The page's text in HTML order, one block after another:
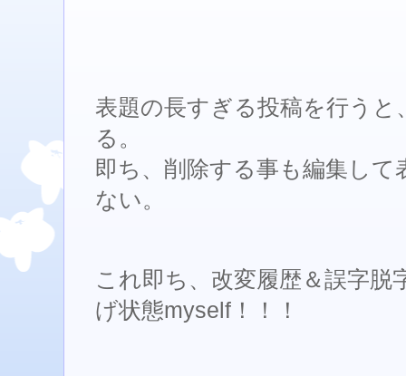
表題の長すぎる投稿を行う
る。
即ち、削除する事も編集し
ない。
これ即ち、改変履歴＆誤字脱
げ状態myself！！！